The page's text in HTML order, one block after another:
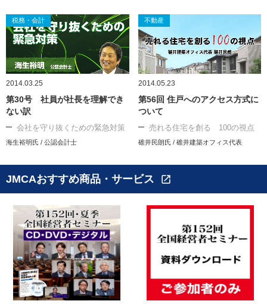
税務・会計
2014.03.25
第30号 社員が社長を理解でき
ない訳
会社を守り抜くための緊急対策
海生裕明氏 / 公認会計士
不動産
2014.05.23
第56回 住戸へのアクセス方式に
ついて
売れる住宅を創る 100の視点
碓井民朗氏 / 碓井建築オフィス代表
JMCAおすすめ商品・サービス open_in_new